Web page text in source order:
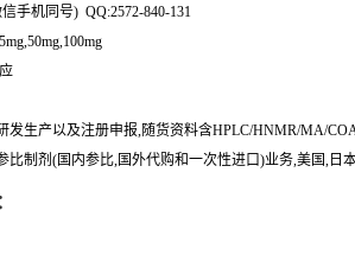
信手机同号) QQ:2572-840-131
发生产以及注册申报,随货资料含HPLC/HNMR/MA/
比制剂(国内参比,国外代购和一次性进口)业务,美国,日